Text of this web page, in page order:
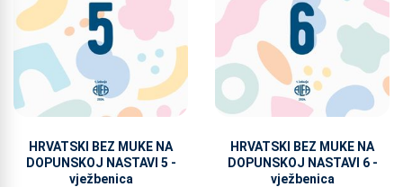
HRVATSKI BEZ MUKE NA
DOPUNSKOJ NASTAVI 5 -
vježbenica
HRVATSKI BEZ MUKE NA
DOPUNSKOJ NASTAVI 6 -
vježbenica